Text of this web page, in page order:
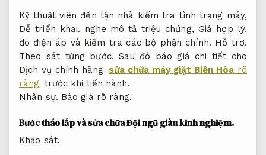
Kỹ thuật viên đến tận nhà kiểm tra tình trạng máy,
Dễ triển khai. nghe mô tả triệu chứng, Giá hợp lý.
đo điện áp và kiểm tra các bộ phận chính. Hỗ trợ.
Theo sát từng bước. Sau đó báo giá chi tiết cho
Dịch vụ chính hãng sửa chữa máy giặt Biên Hòa rõ
ràng trước khi tiến hành.
Nhân sự. Báo giá rõ ràng.
Bước tháo lắp và sửa chữaĐội ngũ giàu kinh nghiệm.
Khảo sát.